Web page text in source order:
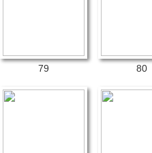
79 80